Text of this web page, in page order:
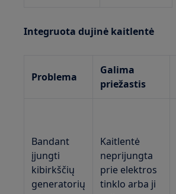
Integruota dujinė kaitlentė
Problema
Galima
priežastis
Bandant
įjungti
kibirkščių
generatorių
Kaitlentė
neprijungta
prie elektros
tinklo arba ji